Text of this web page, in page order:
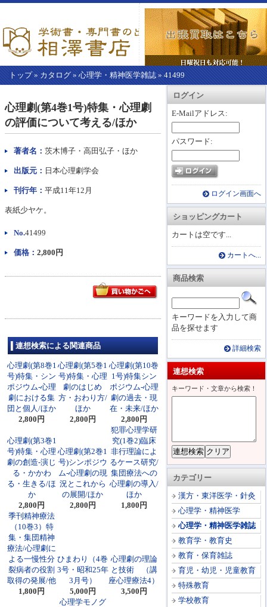
トップ» カタログ » 心理学・精神医学雑誌 » 41499
カートを見る
ログイン
E-Mailアドレス:
パスワード:
ログイン画面へ
ショッピングカート
カートは空です...
カートへ...
商品検索
キーワードを入力して商
品を探せます
詳細検索
連想検索
キーワード・文章から検索！
カテゴリー
漢方・東洋医学・針灸
心理学・精神医学
心理学・精神医学雑誌
教育学・教育史
教育・保育雑誌
育児・幼児・児童教育
特殊教育
学校教育
こ
か
ら
本
文】
心理劇(第4巻1号)特集・心理劇
の評価について考える/ほか
著者名： 茨木博子・高田弘子・ほか
出版元： 日本心理劇学会
刊行年： 平成11年12月
表紙少ヤケ。
No.41499
価格： 2,800円
連想検索による関連商品
心理劇(第8巻1
号)特集・シン
ポジウム-心理
劇における集
団と個人/ほか
2,800円
心理劇(第5巻1
号)特集・心理
劇のはじめ
方・おわり方/
ほか
2,800円
心理劇(第10巻
1号)特集シン
ポジウム-心理
劇の過去・現
在・未来/ほか
2,800円
心理劇(第3巻1
号)特集・心理
劇の創造-演じ
る・かかわ
る・生きる/ほ
か
2,800円
心理劇(第2巻1
号)シンポジウ
ム-心理劇の現
況とこれから
の展開/ほか
2,800円
犯罪心理学研
究(1巻2)臨床
非行理論によ
るケース研究/
集団療法への
心理劇の導入/
ほか
1,800円
季刊精神療法
（10巻3）特
集・集団精神
療法/心理劇に
よる一慢性分
裂病者の役割
取得の発展/他
1,800円
ひまわり（4巻
3号・昭和25年
3月号）
5,000円
心理劇の理論
と技術 （講
座心理療法4）
3,500円
心理学モノグ